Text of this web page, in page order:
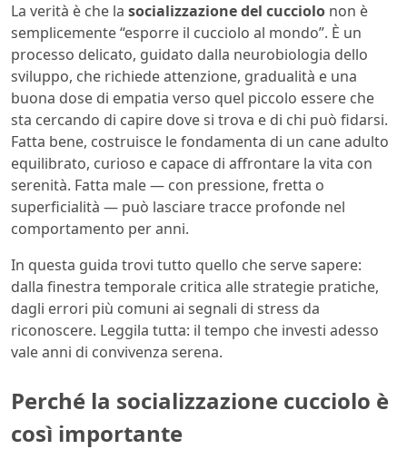
La verità è che la socializzazione del cucciolo non è
semplicemente “esporre il cucciolo al mondo”. È un
processo delicato, guidato dalla neurobiologia dello
sviluppo, che richiede attenzione, gradualità e una
buona dose di empatia verso quel piccolo essere che
sta cercando di capire dove si trova e di chi può fidarsi.
Fatta bene, costruisce le fondamenta di un cane adulto
equilibrato, curioso e capace di affrontare la vita con
serenità. Fatta male — con pressione, fretta o
superficialità — può lasciare tracce profonde nel
comportamento per anni.
In questa guida trovi tutto quello che serve sapere:
dalla finestra temporale critica alle strategie pratiche,
dagli errori più comuni ai segnali di stress da
riconoscere. Leggila tutta: il tempo che investi adesso
vale anni di convivenza serena.
Perché la socializzazione cucciolo è
così importante